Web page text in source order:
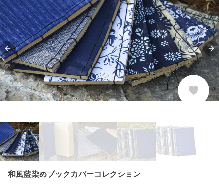
Previous slide
和風藍染めブックカバーコレクション